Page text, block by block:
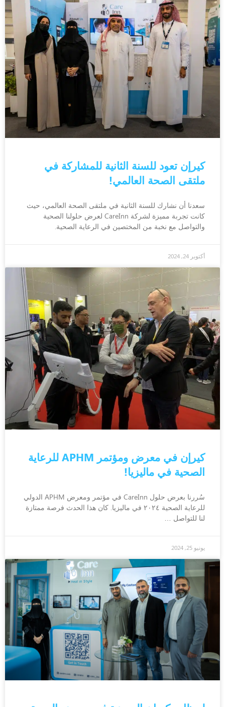
كيرإن تعود للسنة الثانية للمشاركة في
ملتقى الصحة العالمي!
سعدنا أن نشارك للسنة الثانية في ملتقى الصحة العالمي، حيث
كانت تجربة مميزة لشركة CareInn لعرض حلولنا الصحية
والتواصل مع نخبة من المختصين في الرعاية الصحية.
أكتوبر 24, 2024
كيرإن في معرض ومؤتمر APHM للرعاية
الصحية في ماليزيا!​
سُررنا بعرض حلول CareInn في مؤتمر ومعرض APHM الدولي
للرعاية الصحية ٢٠٢٤ في ماليزيا. كان هذا الحدث فرصة ممتازة
لنا للتواصل …
يونيو 25, 2024